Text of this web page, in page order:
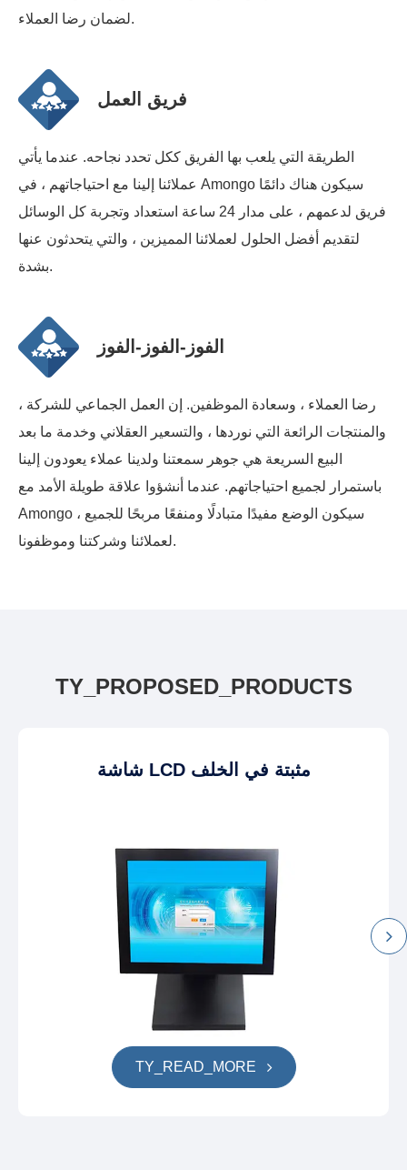
لضمان رضا العملاء.
فريق العمل
الطريقة التي يلعب بها الفريق ككل تحدد نجاحه. عندما يأتي
عملائنا إلينا مع احتياجاتهم ، في Amongo سيكون هناك دائمًا
فريق لدعمهم ، على مدار 24 ساعة استعداد وتجربة كل الوسائل
لتقديم أفضل الحلول لعملائنا المميزين ، والتي يتحدثون عنها
بشدة.
الفوز-الفوز-الفوز
رضا العملاء ، وسعادة الموظفين. إن العمل الجماعي للشركة ،
والمنتجات الرائعة التي نوردها ، والتسعير العقلاني وخدمة ما بعد
البيع السريعة هي جوهر سمعتنا ولدينا عملاء يعودون إلينا
باستمرار لجميع احتياجاتهم. عندما أنشؤوا علاقة طويلة الأمد مع
Amongo ، سيكون الوضع مفيدًا متبادلًا ومنفعًا مربحًا للجميع
لعملائنا وشركتنا وموظفونا.
TY_PROPOSED_PRODUCTS
شاشة LCD مثبتة في الخلف
TY_READ_MORE